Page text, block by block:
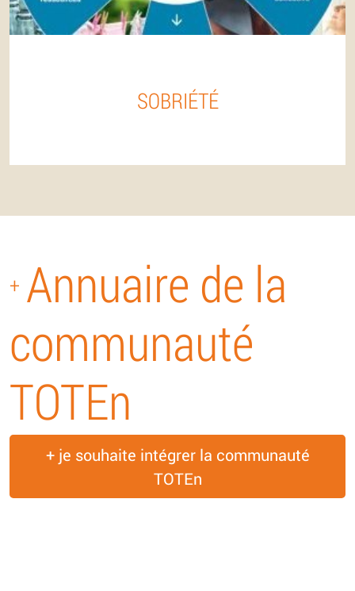
SOBRIÉTÉ
+ Annuaire de la
communauté
TOTEn
+ je souhaite intégrer la communauté
TOTEn